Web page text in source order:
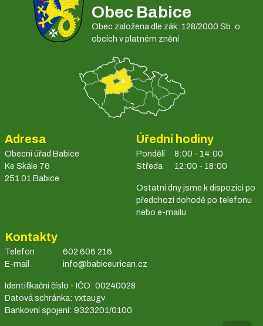
Obec Babice
Obec založena dle zák. 128/2000 Sb. o
obcích v platném znění
Adresa
Obecní úřad Babice
Ke Skále 76
251 01 Babice
Úřední hodiny
Pondělí
Středa
8:00 - 14:00
12:00 - 18:00
Ostatní dny jsme k dispozici po
předchozí dohodě po telefonu
nebo e-mailu
Kontakty
Telefon
E-mail
602 606 216
info@babiceurican.cz
Identifikační číslo - IČO: 00240028
Datová schránka: vxtaugv
Bankovní spojení: 9323201/0100